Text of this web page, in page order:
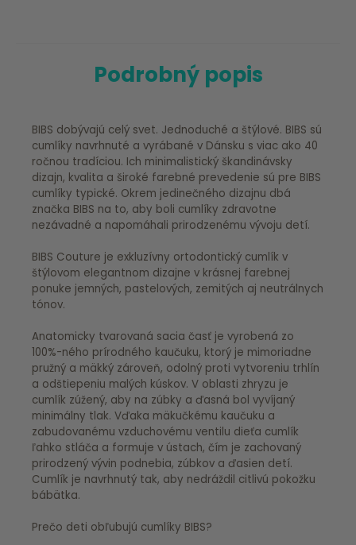
Podrobný popis
BIBS dobývajú celý svet. Jednoduché a štýlové. BIBS sú
cumlíky navrhnuté a vyrábané v Dánsku s viac ako 40
ročnou tradíciou. Ich minimalistický škandinávsky
dizajn, kvalita a široké farebné prevedenie sú pre BIBS
cumlíky typické. Okrem jedinečného dizajnu dbá
značka BIBS na to, aby boli cumlíky zdravotne
nezávadné a napomáhali prirodzenému vývoju detí.
BIBS Couture je exkluzívny ortodontický cumlík v
štýlovom elegantnom dizajne v krásnej farebnej
ponuke jemných, pastelových, zemitých aj neutrálnych
tónov.
Anatomicky tvarovaná sacia časť je vyrobená zo
100%-ného prírodného kaučuku, ktorý je mimoriadne
pružný a mäkký zároveň, odolný proti vytvoreniu trhlín
a odštiepeniu malých kúskov. V oblasti zhryzu je
cumlík zúžený, aby na zúbky a ďasná bol vyvíjaný
minimálny tlak. Vďaka mäkučkému kaučuku a
zabudovanému vzduchovému ventilu dieťa cumlík
ľahko stláča a formuje v ústach, čím je zachovaný
prirodzený vývin podnebia, zúbkov a ďasien detí.
Cumlík je navrhnutý tak, aby nedráždil citlivú pokožku
bábätka.
Prečo deti obľubujú cumlíky BIBS?